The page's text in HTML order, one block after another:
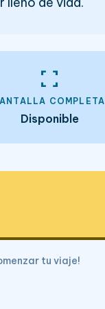
fullscreen
COMPLETA
Disponible
tu viaje!